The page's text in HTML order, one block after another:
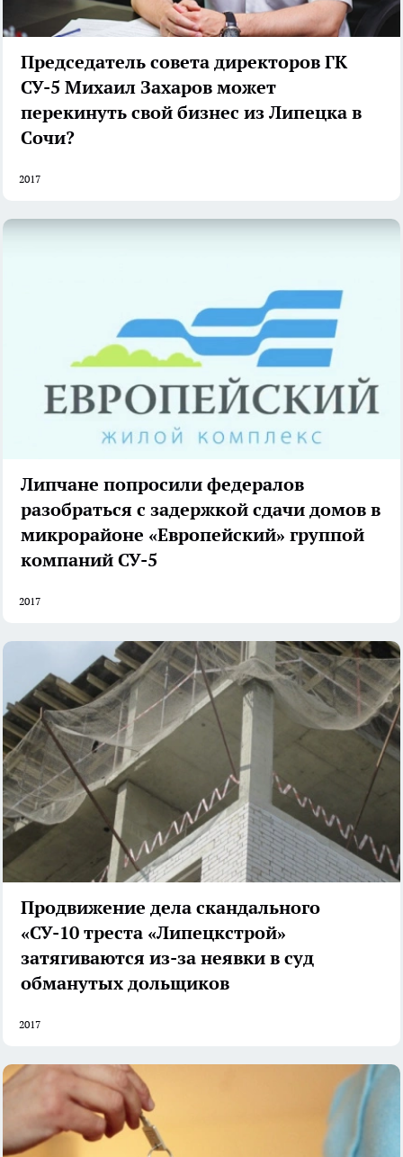
Председатель совета директоров ГК
СУ-5 Михаил Захаров может
перекинуть свой бизнес из Липецка в
Сочи?
2017
Липчане попросили федералов
разобраться с задержкой сдачи домов в
микрорайоне «Европейский» группой
компаний СУ-5
2017
Продвижение дела скандального
«СУ-10 треста «Липецкстрой»
затягиваются из-за неявки в суд
обманутых дольщиков
2017